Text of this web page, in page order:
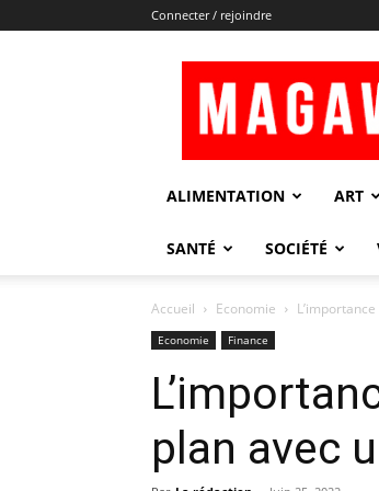
Connecter / rejoindre
ALIMENTATION ART
SANTÉ SOCIÉTÉ
Accueil Economie
Economie Finance
plan avec